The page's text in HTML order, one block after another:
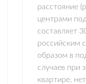
расстояние
центрами
составляет
российским
образом в
случаев при
квартире,